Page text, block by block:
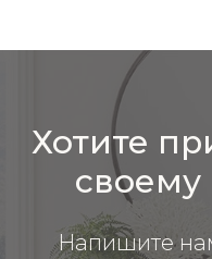
Хотите
своему
Напишите